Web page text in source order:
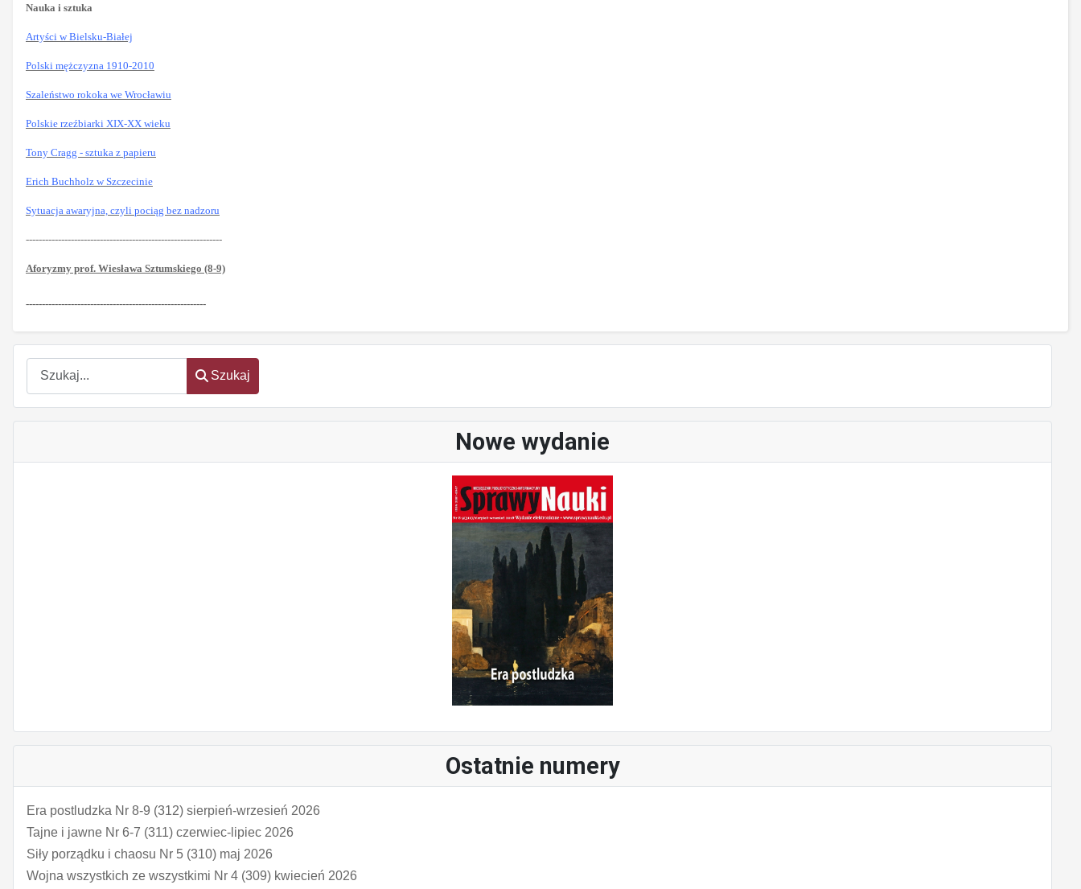
Szukaj
Szukaj
Nowe wydanie
Ostatnie numery
Era postludzka Nr 8-9 (312) sierpień-wrzesień 2026
Tajne i jawne Nr 6-7 (311) czerwiec-lipiec 2026
Siły porządku i chaosu Nr 5 (310) maj 2026
Wojna wszystkich ze wszystkimi Nr 4 (309) kwiecień 2026
Nauka i sztuka
Artyści w Bielsku-Białej
Polski mężczyzna 1910-2010
Szaleństwo rokoka we Wrocławiu
Polskie rzeźbiarki XIX-XX wieku
Tony Cragg - sztuka z papieru
Erich Buchholz w Szczecinie
Sytuacja awaryjna, czyli pociąg bez nadzoru
-------------------------------------------------------------
Aforyzmy prof. Wiesława Sztumskiego (8-9)
--------------------------------------------------------